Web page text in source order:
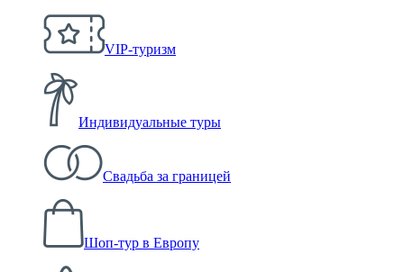
VIP-туризм
Индивидуальные туры
Свадьба за границей
Шоп-тур в Европу